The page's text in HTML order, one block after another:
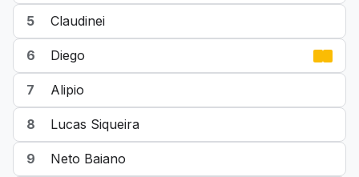
5 Claudinei
6 Diego
7 Alipio
8 Lucas Siqueira
9 Neto Baiano